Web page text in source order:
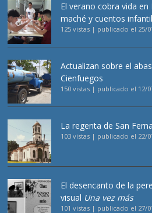
El verano cobra vida en
maché y cuentos
125 vistas | publicado el 25/
Actualizan sobre el
Cienfuegos
150 vistas | publicado el 12/
La regenta de San
103 vistas | publicado el 22/
El desencanto de la
visual Una vez más
101 vistas | publicado el 27/